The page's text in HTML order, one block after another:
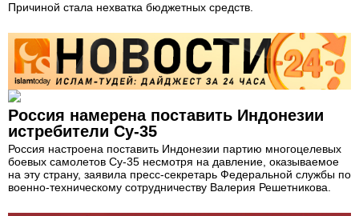
Причиной стала нехватка бюджетных средств.
Россия намерена поставить Индонезии
истребители Су-35
Россия настроена поставить Индонезии партию многоцелевых
боевых самолетов Су-35 несмотря на давление, оказываемое
на эту страну, заявила пресс-секретарь Федеральной службы по
военно-техническому сотрудничеству Валерия Решетникова.